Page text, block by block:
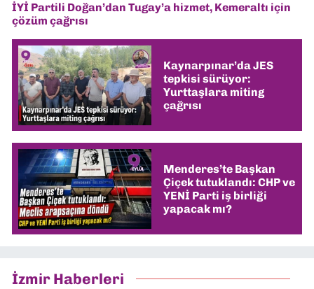
İYİ Partili Doğan’dan Tugay’a hizmet, Kemeraltı için
çözüm çağrısı
Kaynarpınar’da JES
tepkisi sürüyor:
Yurttaşlara miting
çağrısı
Menderes’te Başkan
Çiçek tutuklandı: CHP ve
YENİ Parti iş birliği
yapacak mı?
İzmir Haberleri